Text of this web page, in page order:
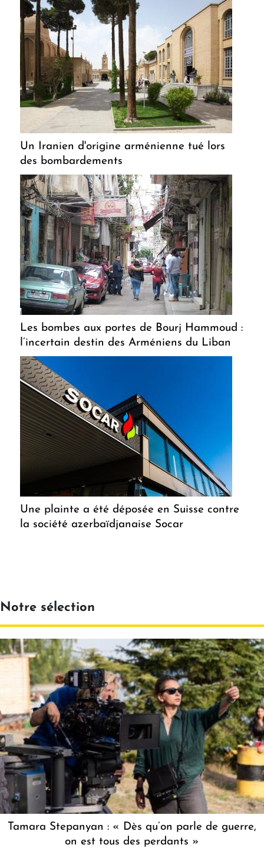
Un Iranien d'origine arménienne tué lors
des bombardements
Les bombes aux portes de Bourj Hammoud :
l’incertain destin des Arméniens du Liban
Une plainte a été déposée en Suisse contre
la société azerbaïdjanaise Socar
Notre sélection
Tamara Stepanyan : « Dès qu’on parle de guerre,
on est tous des perdants »